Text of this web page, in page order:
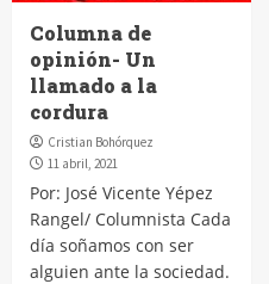
Columna de
opinión- Un
llamado a la
cordura
Cristian Bohórquez
11 abril, 2021
Por: José Vicente Yépez
Rangel/ Columnista Cada
día soñamos con ser
alguien ante la sociedad.